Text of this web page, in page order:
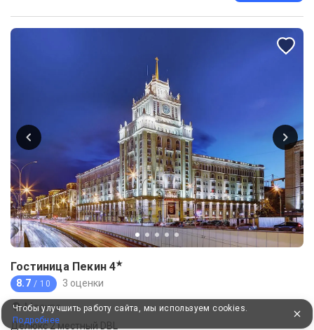
Гостиница Пекин 4★
8.7 / 10 3 оценки
Москва
Делюкс 2 местный DBL
Чтобы улучшить работу сайта, мы используем cookies.
Подробнее